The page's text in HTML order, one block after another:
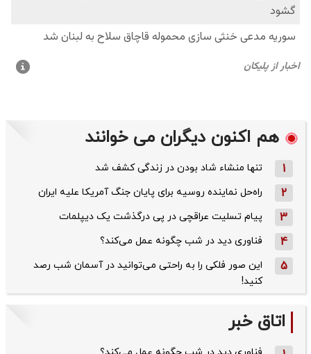
هم اکنون دیگران می خوانند
1 تنها منشاء شاد بودن در زندگی کشف شد
2 راه‌حل نماینده روسیه برای پایان جنگ آمریکا علیه ایران
3 پیام تسلیت عراقچی در پی درگذشت یک دیپلمات
4 فناوری دید در شب چگونه عمل می‌کند؟
5
این صور فلکی را به راحتی می‌توانید در آسمان شب رصد
کنید!
اتاق خبر